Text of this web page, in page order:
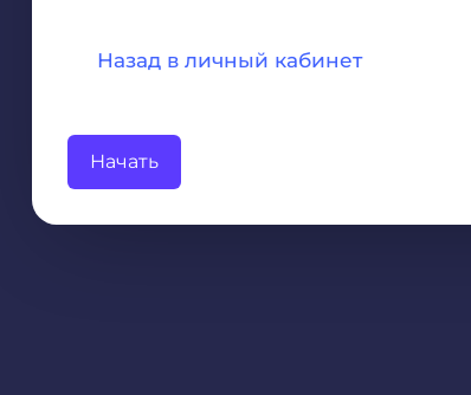
Назад в личный кабинет
Начать